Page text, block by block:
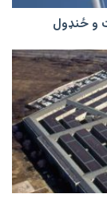
و ځنډول